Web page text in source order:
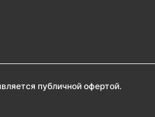
публичной офертой.